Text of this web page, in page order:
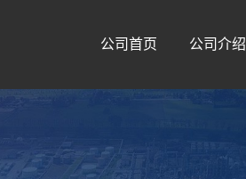
公司首页 公司介绍